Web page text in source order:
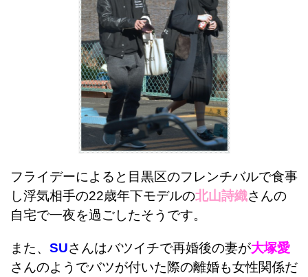
フライデーによると目黒区のフレンチバルで食事
し浮気相手の22歳年下モデルの北山詩織さんの
自宅で一夜を過ごしたそうです。
また、 SUさんはバツイチで再婚後の妻が大塚愛
さんのようでバツが付いた際の離婚も女性関係だ